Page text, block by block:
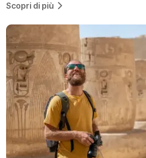
Scopri di più